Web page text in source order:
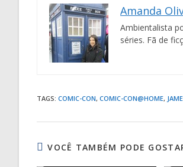
Amanda
Ambientalista
séries. Fã de
TAGS: COMIC-CON, COMIC-CON@HOME,
VOCÊ TAMBÉM PODE